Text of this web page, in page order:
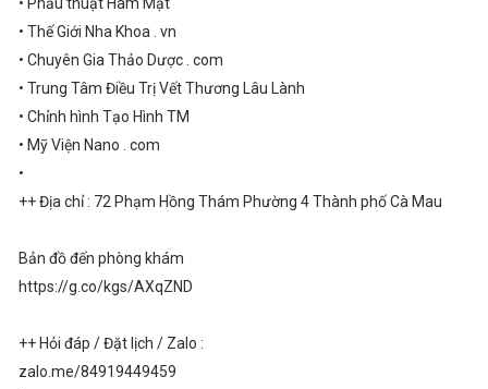
• Thế Giới Nha Khoa . vn
• Chuyên Gia Thảo Dược . com
• Trung Tâm Điều Trị Vết Thương Lâu Lành
• Chỉnh hình Tạo Hình TM
• Mỹ Viện Nano . com
•
++ Địa chỉ : 72 Phạm Hồng Thám Phường 4 Thành phố Cà Mau
Bản đồ đến phòng khám
https://g.co/kgs/AXqZND
++ Hỏi đáp / Đặt lịch / Zalo :
zalo.me/84919449459